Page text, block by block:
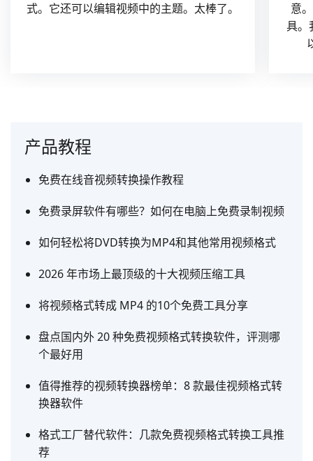
式。它还可以编辑视频中的主题。太棒了。
意
具。
产品教程
免费在线音视频转换操作教程
免费录屏软件有哪些？如何在电脑上免费录制视频
如何轻松将DVD转换为MP4和其他常用视频格式
2026 年市场上最顶级的十大视频压缩工具
将视频格式转成 MP4 的10个免费工具分享
盘点国内外 20 种免费视频格式转换软件，评测哪
个最好用
值得推荐的视频转换器榜单：8 款最佳视频格式转
换器软件
格式工厂替代软件：几款免费视频格式转换工具推
荐